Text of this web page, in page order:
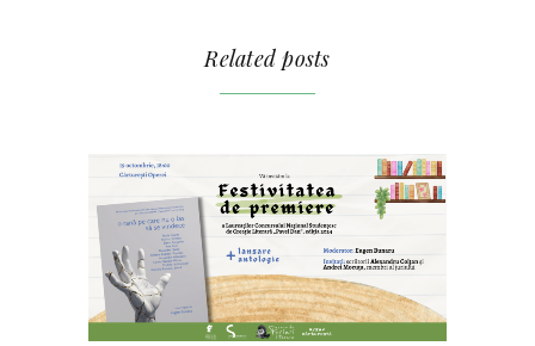
Related posts